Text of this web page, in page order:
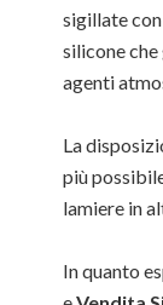
sigillate
silicone
agenti
La
più
lamiere in
In quanto